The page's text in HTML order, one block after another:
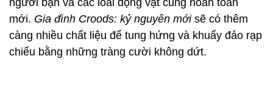
mới. Gia đình Croods: kỷ nguyên mớisẽ có thêm
càng nhiều chất liệu để tung hứng và khuấy đảo rạp
chiếu bằng những tràng cười không dứt.